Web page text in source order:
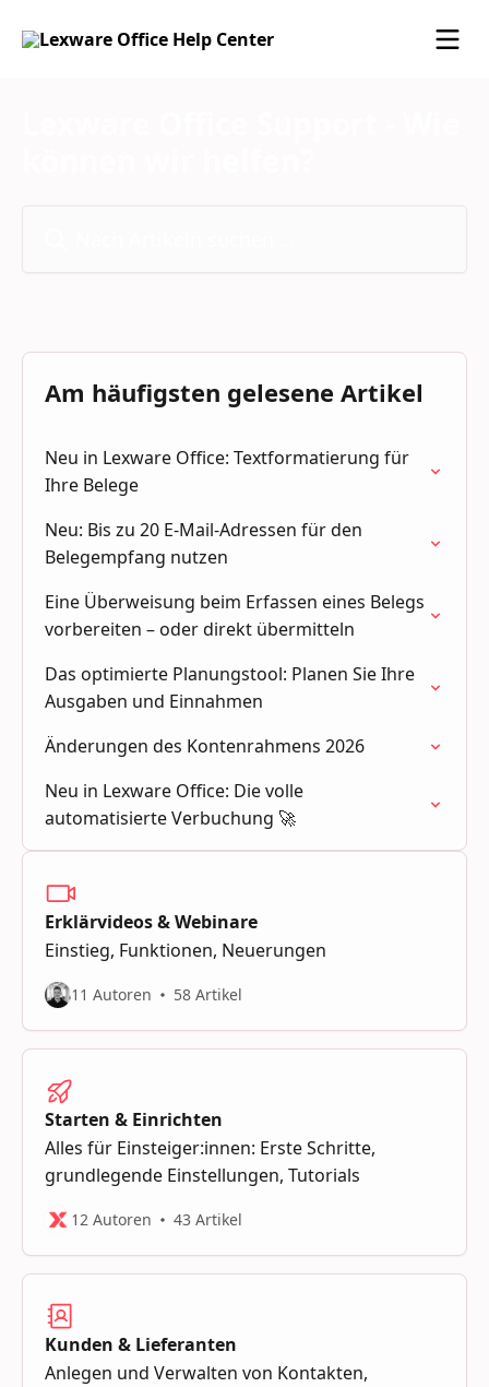
Am häufigsten gelesene Artikel
Neu in Lexware Office: Textformatierung für
Ihre Belege
Neu: Bis zu 20 E-Mail-Adressen für den
Belegempfang nutzen
Eine Überweisung beim Erfassen eines Belegs
vorbereiten – oder direkt übermitteln
Das optimierte Planungstool: Planen Sie Ihre
Ausgaben und Einnahmen
Änderungen des Kontenrahmens 2026
Neu in Lexware Office: Die volle
automatisierte Verbuchung 🚀
Erklärvideos & Webinare
Einstieg, Funktionen, Neuerungen
11 Autoren 58 Artikel
Starten & Einrichten
Alles für Einsteiger:innen: Erste Schritte,
grundlegende Einstellungen, Tutorials
12 Autoren 43 Artikel
Kunden & Lieferanten
Anlegen und Verwalten von Kontakten,